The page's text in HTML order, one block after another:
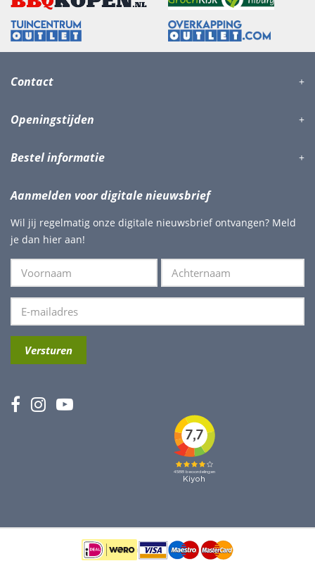
Contact
Openingstijden
Bestel informatie
Aanmelden voor digitale nieuwsbrief
Wil jij regelmatig onze digitale nieuwsbrief ontvangen? Meld
je dan hier aan!